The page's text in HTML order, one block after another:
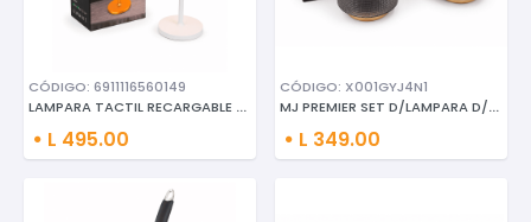
CÓDIGO: 6911116560149
LAMPARA TACTIL RECARGABLE P/ME
L 495.00
CÓDIGO: X001GYJ4N1
MJ PREMIER SET D/LAMPARA D/MES
L 349.00